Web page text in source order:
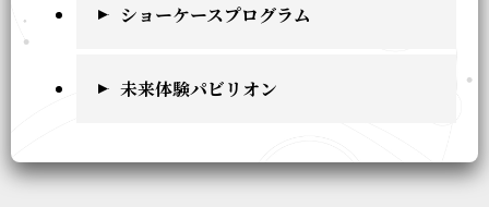
ショーケースプログラム
未来体験パビリオン